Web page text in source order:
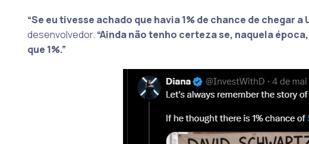
“Se eu tivesse achado que havia 1% de chance de chegar a
desenvolvedor. “Ainda não tenho certeza se, naquela
que 1%.”